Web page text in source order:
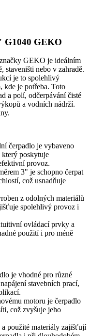
G1040 GEKO
GEKO je ideálním
staveništi nebo v zahradě.
je to spolehlivý
kde je potřeba. Toto
a polí, odčerpávání čisté
a vodních nádrží.
čerpadlo je vybaveno
poskytuje
provoz.
3" je schopno čerpat
což usnadňuje
z odolných materiálů
spolehlivý provoz i
ovládací prvky a
použití i pro méně
je vhodné pro různé
stavebních prací,
motoru je čerpadlo
což zvyšuje jeho
použité materiály zajišťují